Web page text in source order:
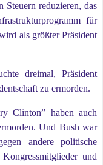
reduzieren, das
für
als größter Präsident
dreimal, Präsident
zu ermorden.
Clinton” haben auch
Und Bush war
andere politische
und